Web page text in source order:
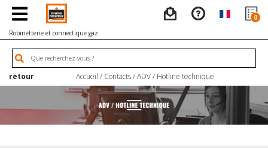
0
Robinetterie et connectique gaz
retour Accueil / Contacts /ADV / Hotline technique